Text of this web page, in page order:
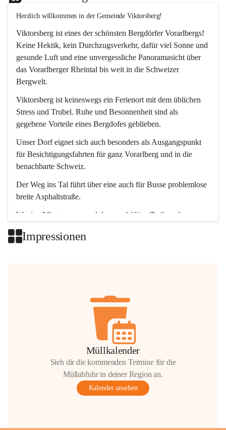
Herzlich willkommen in der Gemeinde Viktorsberg!
Viktorsberg ist eines der schönsten Bergdörfer Vorarlbergs!
Keine Hektik, kein Durchzugsverkehr, dafür viel Sonne und
gesunde Luft und eine unvergessliche Panoramasicht über
das Vorarlberger Rheintal bis weit in die Schweizer
Bergwelt.
Viktorsberg ist keineswegs ein Ferienort mit dem üblichen
Stress und Trubel. Ruhe und Besonnenheit sind als
gegebene Vorteile eines Bergdofes geblieben.
Unser Dorf eignet sich auch besonders als Ausgangspunkt
für Besichtigungsfahrten für ganz Vorarlberg und in die
benachbarte Schweiz.
Der Weg ins Tal führt über eine auch für Busse problemlose
breite Asphaltstraße.
Wenige Minuten nur, und das geschäftige Treiben der
Impressionen
Müllkalender
Sieh dir die kommenden Termine für die
Müllabfuhr in deiner Region an.
Kalender ansehen